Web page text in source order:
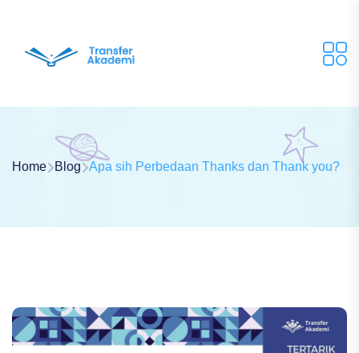
Home Blog Apa sih Perbedaan Thanks dan Thank you?